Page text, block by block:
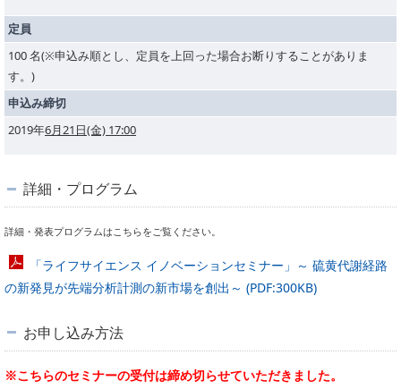
定員
100 名(※申込み順とし、定員を上回った場合お断りすることがありま
す。)
申込み締切
2019年6月21日(金) 17:00
詳細・プログラム
詳細・発表プログラムはこちらをご覧ください。
「ライフサイエンス イノベーションセミナー」～ 硫黄代謝経路
の新発見が先端分析計測の新市場を創出～ (PDF:300KB)
お申し込み方法
※こちらのセミナーの受付は締め切らせていただきました。